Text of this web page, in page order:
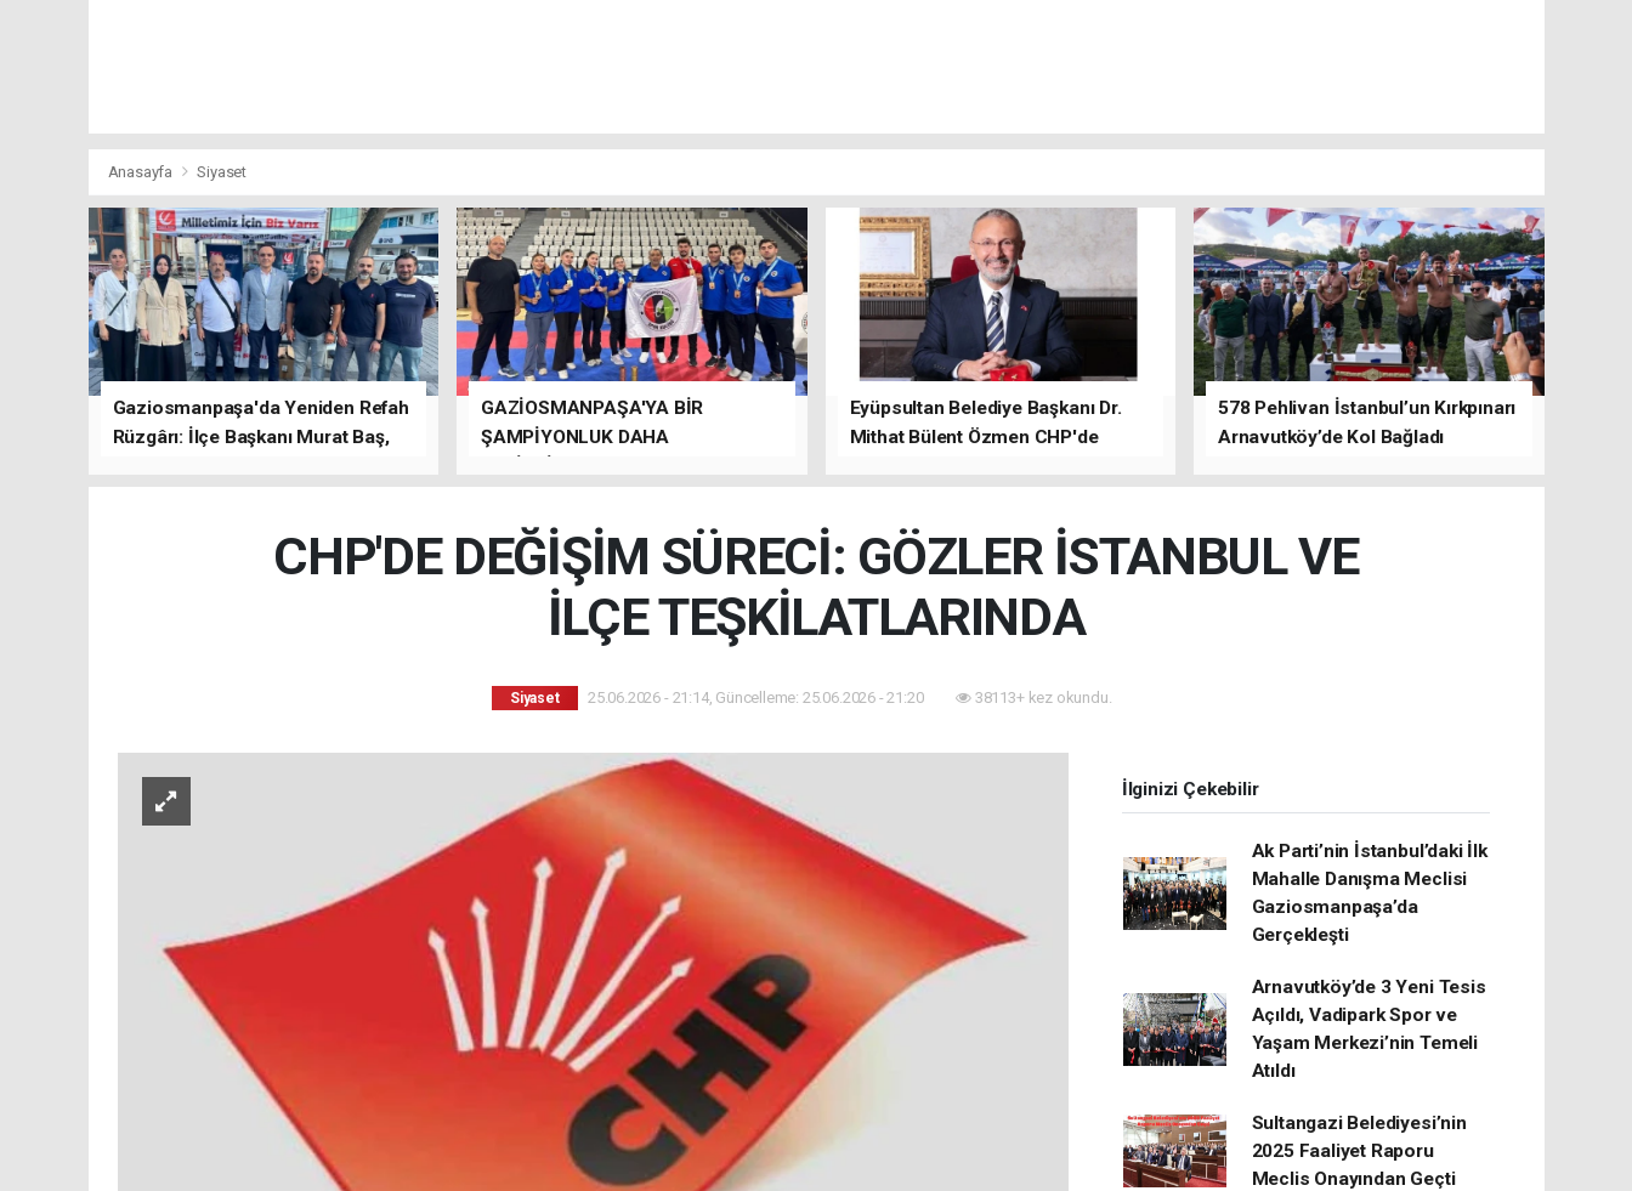
Anasayfa Siyaset
Gaziosmanpaşa'da Yeniden Refah
Rüzgârı: İlçe Başkanı Murat Baş,
GAZİOSMANPAŞA'YA BİR
ŞAMPİYONLUK DAHA
Eyüpsultan Belediye Başkanı Dr.
Mithat Bülent Özmen CHP'de
578 Pehlivan İstanbul’un Kırkpınarı
Arnavutköy’de Kol Bağladı
CHP'DE DEĞİŞİM SÜRECİ: GÖZLER İSTANBUL VE
İLÇE TEŞKİLATLARINDA
Siyaset 25.06.2026 - 21:14, Güncelleme: 25.06.2026 - 21:20 38113+ kez okundu.
İlginizi Çekebilir
Ak Parti’nin İstanbul’daki İlk
Mahalle Danışma Meclisi
Gaziosmanpaşa’da
Gerçekleşti
Arnavutköy’de 3 Yeni Tesis
Açıldı, Vadipark Spor ve
Yaşam Merkezi’nin Temeli
Atıldı
Sultangazi Belediyesi’nin
2025 Faaliyet Raporu
Meclis Onayından Geçti